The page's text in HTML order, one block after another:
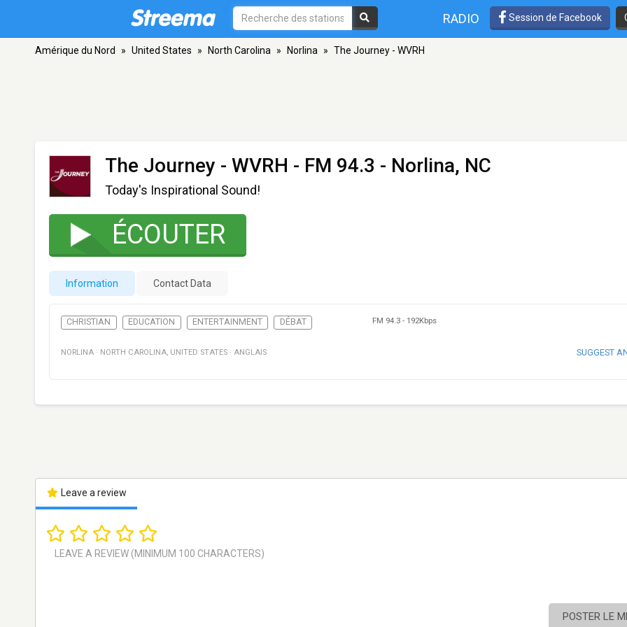
RADIO Session de Facebook
Amérique du Nord » United States » North Carolina » Norlina » The Journey - WVRH
The Journey - WVRH - FM 94.3 - Norlina, NC
Today's Inspirational Sound!
ÉCOUTER
Information Contact Data
CHRISTIAN EDUCATION ENTERTAINMENT DÉBAT FM 94.3 - 192Kbps
NORLINA · NORTH CAROLINA, UNITED STATES · ANGLAIS SUGGEST
Leave a review
POSTER LE